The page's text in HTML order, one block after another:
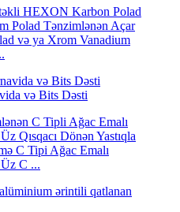
və ya Xrom Vanadium
və Bits Dəsti
C Tipi Ağac Emalı
C ...